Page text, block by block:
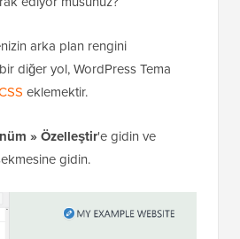
arka plan rengini
diğer yol, WordPress Tema
eklemektir.
» Özelleştir'e gidin ve
gidin.